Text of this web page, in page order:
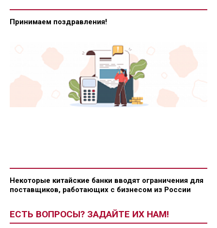
Принимаем поздравления!
Некоторые китайские банки вводят ограничения для
поставщиков, работающих с бизнесом из России
ЕСТЬ ВОПРОСЫ? ЗАДАЙТЕ ИХ НАМ!